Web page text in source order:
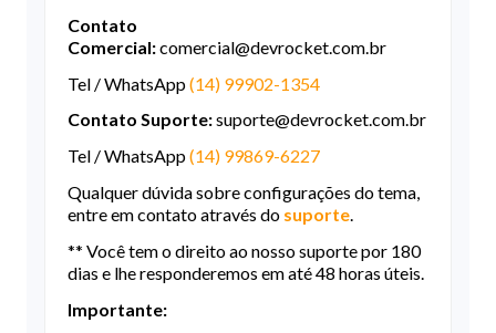
Contato
Comercial:comercial@devrocket.com.br
Tel / WhatsApp(14) 99902-1354
Contato Suporte:suporte@devrocket.com.br
Tel / WhatsApp(14) 99869-6227
Qualquer dúvida sobre configurações do tema,
entre em contato através do suporte.
** Você tem o direito ao nosso suporte por 180
dias e lhe responderemos em até 48 horas úteis.
Importante: